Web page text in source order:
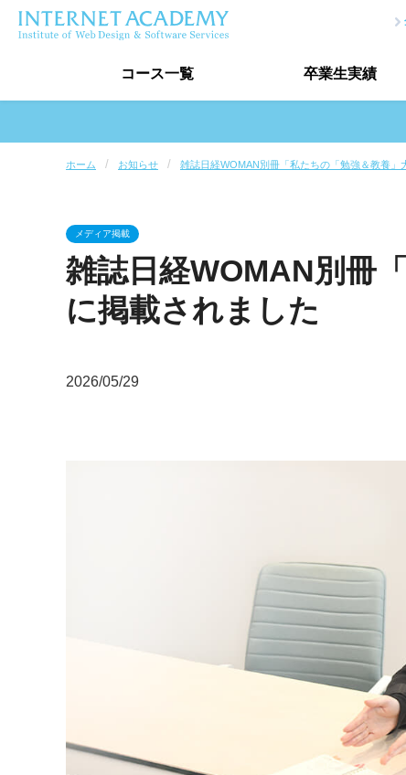
コース一覧
講座一覧
デザインコース一覧
Webデザイナー入門コース Webデザイナーコース
講座一覧
卒業生実績
ホーム お知らせ 雑誌日経WOMAN別冊「私たちの「勉強＆教養」
メディア掲載
雑誌日経WOMAN別冊
に掲載されました
2026/05/29